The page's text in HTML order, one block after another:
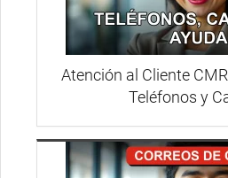
Atención al Cliente
Teléfonos y